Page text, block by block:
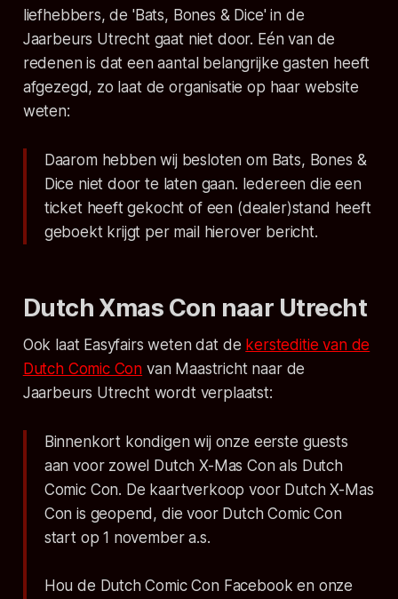
liefhebbers, de 'Bats, Bones & Dice' in de
Jaarbeurs Utrecht gaat niet door. Eén van de
redenen is dat een aantal belangrijke gasten heeft
afgezegd, zo laat de organisatie op haar website
weten:
Daarom hebben wij besloten om Bats, Bones &
Dice niet door te laten gaan. Iedereen die een
ticket heeft gekocht of een (dealer)stand heeft
geboekt krijgt per mail hierover bericht.
Dutch Xmas Con naar Utrecht
Ook laat Easyfairs weten dat de kersteditie van de
Dutch Comic Con van Maastricht naar de
Jaarbeurs Utrecht wordt verplaatst:
Binnenkort kondigen wij onze eerste guests
aan voor zowel Dutch X-Mas Con als Dutch
Comic Con. De kaartverkoop voor Dutch X-Mas
Con is geopend, die voor Dutch Comic Con
start op 1 november a.s.
Hou de Dutch Comic Con Facebook en onze